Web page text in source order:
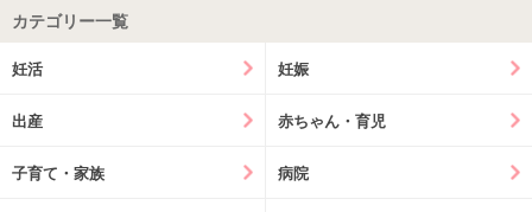
カテゴリー一覧
妊活 妊娠
出産 赤ちゃん・育児
子育て・家族 病院